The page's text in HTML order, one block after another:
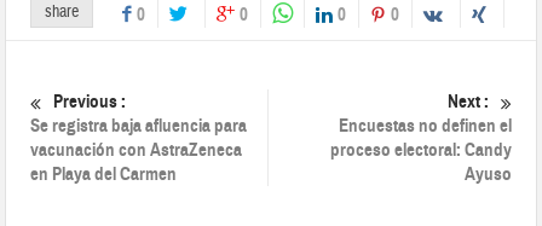
share 0 0 0 0
Previous :
Se registra baja afluencia para
vacunación con AstraZeneca
en Playa del Carmen
Next :
Encuestas no definen el
proceso electoral: Candy
Ayuso